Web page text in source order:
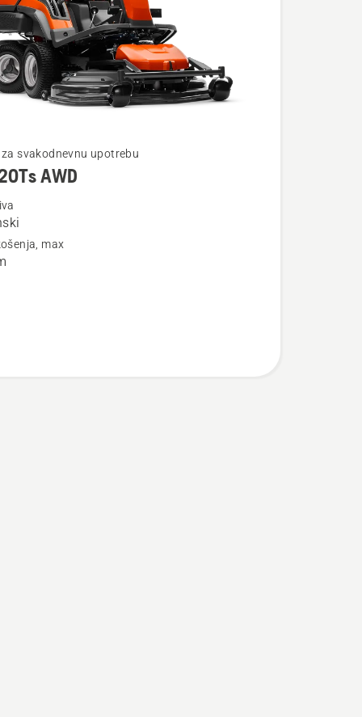
svakodnevnu upotrebu
AWD
max